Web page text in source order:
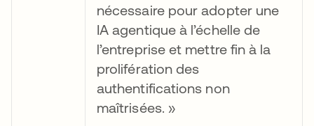
nécessaire pour adopter une
IA agentique à l’échelle de
l’entreprise et mettre fin à la
prolifération des
authentifications non
maîtrisées. »